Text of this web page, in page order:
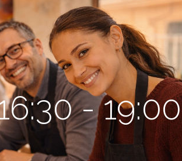
- 19:00